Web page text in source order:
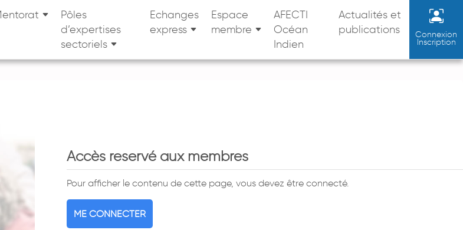
Pôles
d’expertises
sectoriels
Echanges
express
Espace
membre
AFECTI
Océan
Indien
Actualités et
publications
Connexion
Inscription
Accès reservé aux membres
Pour afficher le contenu de cette page, vous devez être connecté.
ME CONNECTER